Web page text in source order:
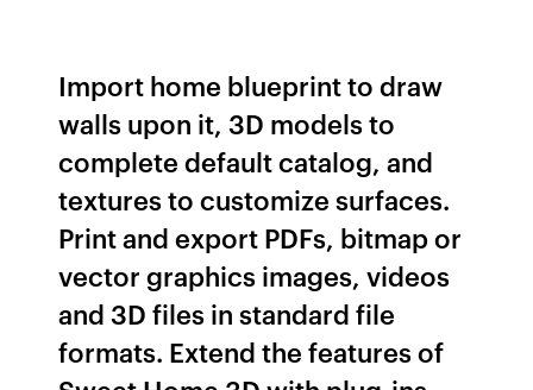
Import home blueprint to draw
walls upon it, 3D models to
complete default catalog, and
textures to customize surfaces.
Print and export PDFs, bitmap or
vector graphics images, videos
and 3D files in standard file
formats. Extend the features of